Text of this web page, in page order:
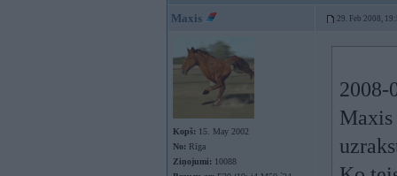
Maxis 29. Feb 2008,
Kopš: 15. May 2002
No: Rīga
Ziņojumi: 10088
2008-